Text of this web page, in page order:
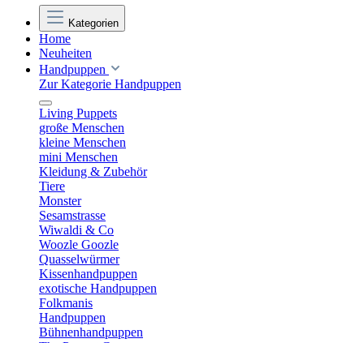
Kategorien
Home
Neuheiten
Handpuppen
Zur Kategorie Handpuppen
Living Puppets
große Menschen
kleine Menschen
mini Menschen
Kleidung & Zubehör
Tiere
Monster
Sesamstrasse
Wiwaldi & Co
Woozle Goozle
Quasselwürmer
Kissenhandpuppen
exotische Handpuppen
Folkmanis
Handpuppen
Bühnenhandpuppen